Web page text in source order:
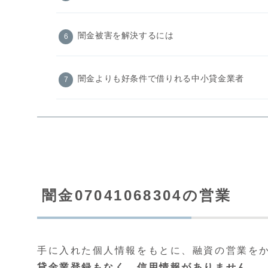
闇金被害を解決するには
闇金よりも好条件で借りれる中小貸金業者
闇金07041068304の営業
手に入れた個人情報をもとに、融資の営業を